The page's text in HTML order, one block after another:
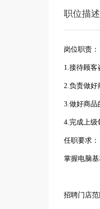
职位描述
岗位职责：
1.接待顾客
2.负责做好
3.做好商品
4.完成上级
任职要求：
掌握电脑
招聘门店